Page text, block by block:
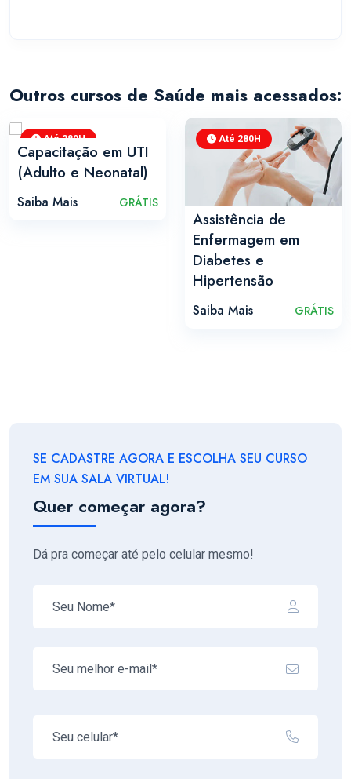
Outros cursos de Saúde mais acessados:
Até 280H
Capacitação em UTI
(Adulto e Neonatal)
Saiba Mais GRÁTIS
Até 280H
Assistência de
Enfermagem em
Diabetes e
Hipertensão
Saiba Mais GRÁTIS
SE CADASTRE AGORA E ESCOLHA SEU CURSO
EM SUA SALA VIRTUAL!
Quer começar agora?
Dá pra começar até pelo celular mesmo!